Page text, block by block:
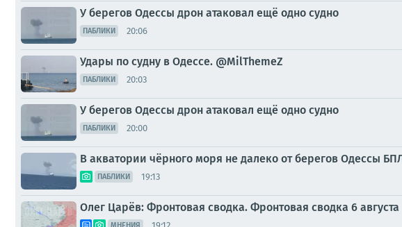
У берегов Одессы дрон атаковал ещё одно судно
ПАБЛИКИ 20:06
Удары по судну в Одессе. @MilThemeZ
ПАБЛИКИ 20:03
У берегов Одессы дрон атаковал ещё одно судно
ПАБЛИКИ 20:00
В акватории чёрного моря не далеко от берегов Одессы
ПАБЛИКИ 19:13
Олег Царёв: Фронтовая сводка. Фронтовая сводка 6 августа
19:12